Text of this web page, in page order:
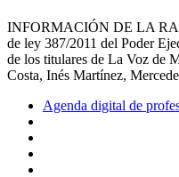
INFORMACIÓN DE LA
de ley 387/2011 del Poder
de los titulares de La Voz de
Costa, Inés Martínez,
Agenda digital de